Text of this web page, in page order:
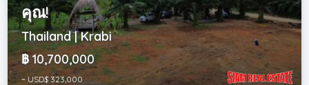
คุณ!
Thailand | Krabi
฿ 10,700,000
~ USD$ 323,000